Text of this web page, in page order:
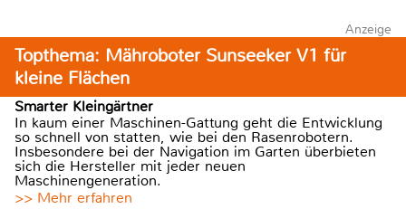
Anzeige
Topthema: Mähroboter Sunseeker V1 für
kleine Flächen
Smarter Kleingärtner
In kaum einer Maschinen-Gattung geht die Entwicklung
so schnell von statten, wie bei den Rasenrobotern.
Insbesondere bei der Navigation im Garten überbieten
sich die Hersteller mit jeder neuen
Maschinengeneration.
>> Mehr erfahren